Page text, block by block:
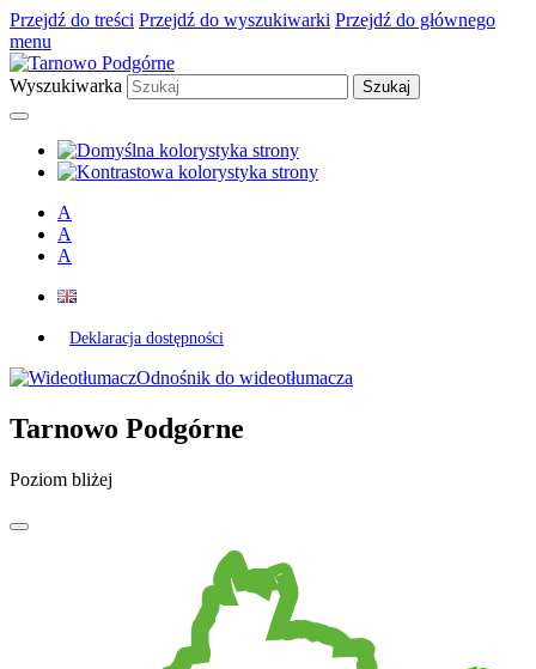
Przejdź do treści Przejdź do wyszukiwarki Przejdź do głównego
menu
Wyszukiwarka
A
A
A
Deklaracja dostępności
Odnośnik do wideotłumacza
Tarnowo Podgórne
Poziom bliżej